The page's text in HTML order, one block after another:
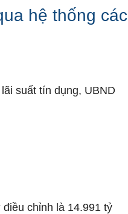
hệ thống các
suất tín dụng, UBND
chỉnh là 14.991 tỷ